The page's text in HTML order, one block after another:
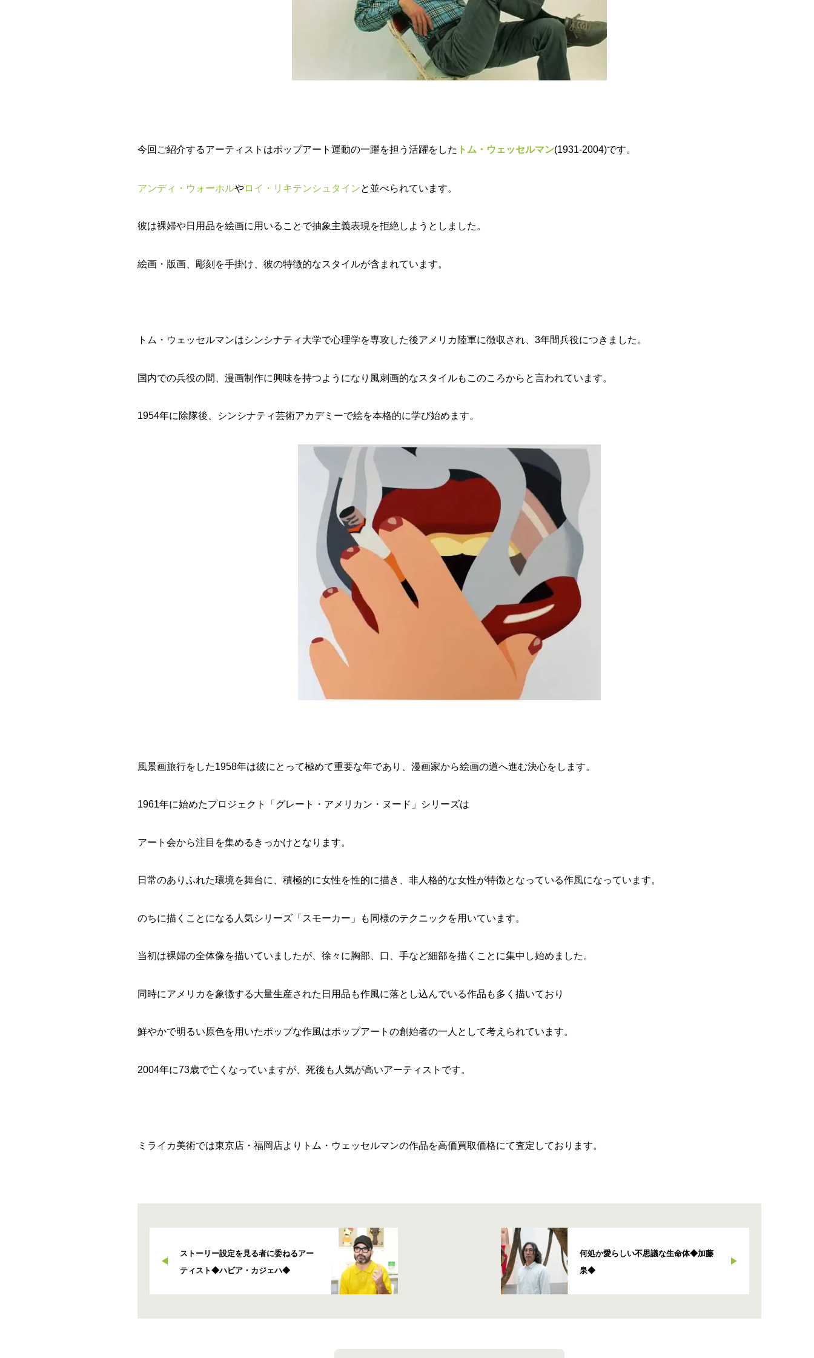
今回ご紹介するアーティストはポップアート運動の一躍を担う活躍をした トム・ウェッセルマン(1931-2004)です。
アンディ・ウォーホルやロイ・リキテンシュタインと並べられています。
彼は裸婦や日用品を絵画に用いることで抽象主義表現を拒絶しようとしました。
絵画・版画、彫刻を手掛け、彼の特徴的なスタイルが含まれています。
トム・ウェッセルマンはシンシナティ大学で心理学を専攻した後アメリカ陸軍に徴収され、3年間兵役につきました。
国内での兵役の間、漫画制作に興味を持つようになり風刺画的なスタイルもこのころからと言われています。
1954年に除隊後、シンシナティ芸術アカデミーで絵を本格的に学び始めます。
風景画旅行をした1958年は彼にとって極めて重要な年であり、漫画家から絵画の道へ進む決心をします。
1961年に始めたプロジェクト「グレート・アメリカン・ヌード」シリーズは
アート会から注目を集めるきっかけとなります。
日常のありふれた環境を舞台に、積極的に女性を性的に描き、非人格的な女性が特徴となっている作風になっています。
のちに描くことになる人気シリーズ「スモーカー」も同様のテクニックを用いています。
当初は裸婦の全体像を描いていましたが、徐々に胸部、口、手など細部を描くことに集中し始めました。
同時にアメリカを象徴する大量生産された日用品も作風に落とし込んでいる作品も多く描いており
鮮やかで明るい原色を用いたポップな作風はポップアートの創始者の一人として考えられています。
2004年に73歳で亡くなっていますが、死後も人気が高いアーティストです。
ミライカ美術では東京店・福岡店よりトム・ウェッセルマンの作品を高価買取価格にて査定しております。
何処か愛らしい不思議な生命体◆加藤
泉◆
ストーリー設定を見る者に委ねるアー
ティスト◆ハビア・カジェハ◆